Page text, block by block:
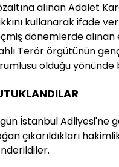
alınan Adalet
kullanarak ifade
dönemlerde alınan
Terör örgütünün
olduğu yönünde
İstanbul Adliyesi'ne
çıkarıldıkları